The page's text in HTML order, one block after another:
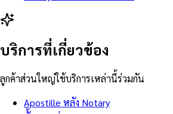
บริการที่เกี่ยวข้อง
ลูกค้าส่วนใหญ่ใช้บริการเหล่านี้ร่วมกัน
Apostille หลัง Notary